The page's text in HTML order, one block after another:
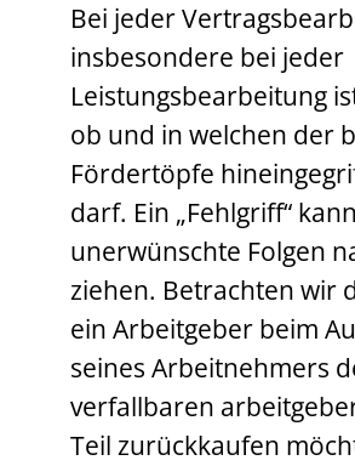
Bei jeder
insbesondere bei jeder
Leistungsbearbeitung
ob und in welchen der
Fördertöpfe
darf. Ein „Fehlgriff“ kann
unerwünschte Folgen
ziehen. Betrachten wir
ein Arbeitgeber beim
seines Arbeitnehmers
verfallbaren
Teil zurückkaufen